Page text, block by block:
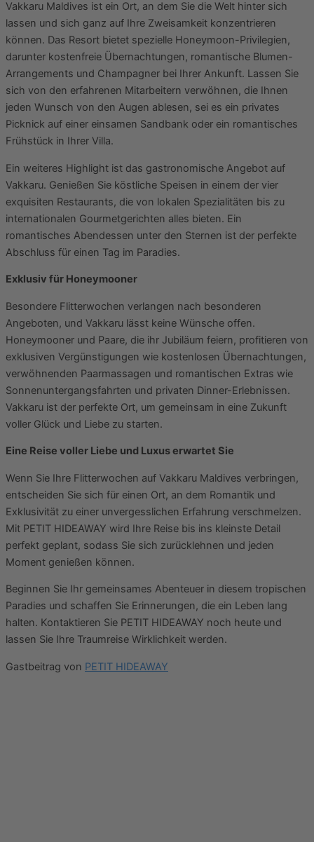
Vakkaru Maldives ist ein Ort, an dem Sie die Welt hinter sich
lassen und sich ganz auf Ihre Zweisamkeit konzentrieren
können. Das Resort bietet spezielle Honeymoon-Privilegien,
darunter kostenfreie Übernachtungen, romantische Blumen-
Arrangements und Champagner bei Ihrer Ankunft. Lassen Sie
sich von den erfahrenen Mitarbeitern verwöhnen, die Ihnen
jeden Wunsch von den Augen ablesen, sei es ein privates
Picknick auf einer einsamen Sandbank oder ein romantisches
Frühstück in Ihrer Villa.
Ein weiteres Highlight ist das gastronomische Angebot auf
Vakkaru. Genießen Sie köstliche Speisen in einem der vier
exquisiten Restaurants, die von lokalen Spezialitäten bis zu
internationalen Gourmetgerichten alles bieten. Ein
romantisches Abendessen unter den Sternen ist der perfekte
Abschluss für einen Tag im Paradies.
Exklusiv für Honeymooner
Besondere Flitterwochen verlangen nach besonderen
Angeboten, und Vakkaru lässt keine Wünsche offen.
Honeymooner und Paare, die ihr Jubiläum feiern, profitieren von
exklusiven Vergünstigungen wie kostenlosen Übernachtungen,
verwöhnenden Paarmassagen und romantischen Extras wie
Sonnenuntergangsfahrten und privaten Dinner-Erlebnissen.
Vakkaru ist der perfekte Ort, um gemeinsam in eine Zukunft
voller Glück und Liebe zu starten.
Eine Reise voller Liebe und Luxus erwartet Sie
Wenn Sie Ihre Flitterwochen auf Vakkaru Maldives verbringen,
entscheiden Sie sich für einen Ort, an dem Romantik und
Exklusivität zu einer unvergesslichen Erfahrung verschmelzen.
Mit PETIT HIDEAWAY wird Ihre Reise bis ins kleinste Detail
perfekt geplant, sodass Sie sich zurücklehnen und jeden
Moment genießen können.
Beginnen Sie Ihr gemeinsames Abenteuer in diesem tropischen
Paradies und schaffen Sie Erinnerungen, die ein Leben lang
halten. Kontaktieren Sie PETIT HIDEAWAY noch heute und
lassen Sie Ihre Traumreise Wirklichkeit werden.
Gastbeitrag von PETIT HIDEAWAY